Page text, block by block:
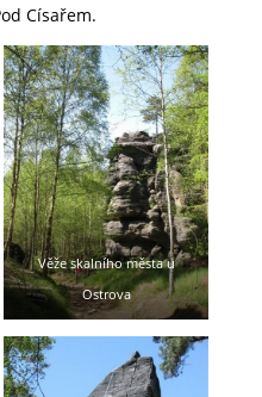
Císařem.
Věže skalního města u
Ostrova